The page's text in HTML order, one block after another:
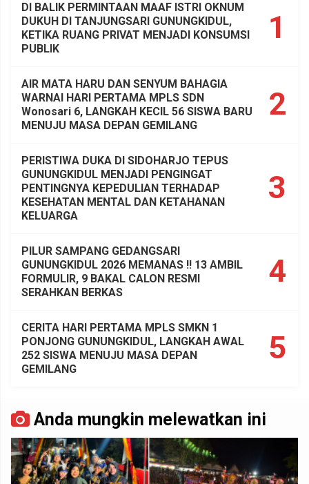
1
DI BALIK PERMINTAAN MAAF ISTRI OKNUM
DUKUH DI TANJUNGSARI GUNUNGKIDUL,
KETIKA RUANG PRIVAT MENJADI KONSUMSI
PUBLIK
2
AIR MATA HARU DAN SENYUM BAHAGIA
WARNAI HARI PERTAMA MPLS SDN
Wonosari 6, LANGKAH KECIL 56 SISWA BARU
MENUJU MASA DEPAN GEMILANG
3
PERISTIWA DUKA DI SIDOHARJO TEPUS
GUNUNGKIDUL MENJADI PENGINGAT
PENTINGNYA KEPEDULIAN TERHADAP
KESEHATAN MENTAL DAN KETAHANAN
KELUARGA
4
PILUR SAMPANG GEDANGSARI
GUNUNGKIDUL 2026 MEMANAS !! 13 AMBIL
FORMULIR, 9 BAKAL CALON RESMI
SERAHKAN BERKAS
5
CERITA HARI PERTAMA MPLS SMKN 1
PONJONG GUNUNGKIDUL, LANGKAH AWAL
252 SISWA MENUJU MASA DEPAN
GEMILANG
Anda mungkin melewatkan ini